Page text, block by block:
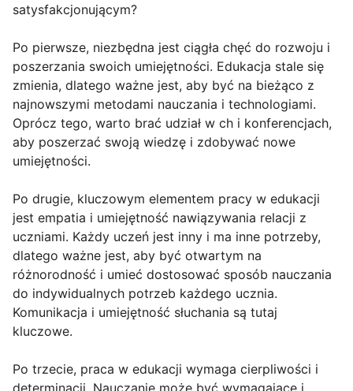
satysfakcjonującym?
Po pierwsze, niezbędna jest ciągła chęć do rozwoju i
poszerzania swoich umiejętności. Edukacja stale się
zmienia, dlatego ważne jest, aby być na bieżąco z
najnowszymi metodami nauczania i technologiami.
Oprócz tego, warto brać udział w ch i konferencjach,
aby poszerzać swoją wiedzę i zdobywać nowe
umiejętności.
Po drugie, kluczowym elementem pracy w edukacji
jest empatia i umiejętność nawiązywania relacji z
uczniami. Każdy uczeń jest inny i ma inne potrzeby,
dlatego ważne jest, aby być otwartym na
różnorodność i umieć dostosować sposób nauczania
do indywidualnych potrzeb każdego ucznia.
Komunikacja i umiejętność słuchania są tutaj
kluczowe.
Po trzecie, praca w edukacji wymaga cierpliwości i